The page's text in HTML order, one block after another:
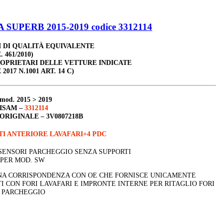
SUPERB 2015-2019 codice 3312114
DI QUALITÀ EQUIVALENTE
461/2010)
DELLE VETTURE INDICATE
N.1001 ART. 14 C)
mod. 2015 > 2019
– 3312114
– 3V0807218B
ANTERIORE LAVAFARI+4 PDC
PARCHEGGIO SENZA SUPPORTI
MOD. SW
CORRISPONDENZA CON OE CHE FORNISCE UNICAMENTE
CON FORI LAVAFARI E IMPRONTE INTERNE PER RITAGLIO FORI